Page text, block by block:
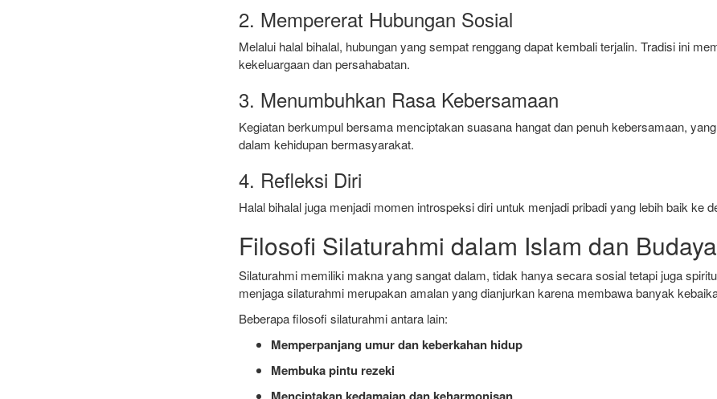
2. Mempererat Hubungan Sosial
Melalui halal bihalal, hubungan yang sempat renggang dapat kembali terjalin. Tradisi ini
kekeluargaan dan persahabatan.
3. Menumbuhkan Rasa Kebersamaan
Kegiatan berkumpul bersama menciptakan suasana hangat dan penuh kebersamaan,
dalam kehidupan bermasyarakat.
4. Refleksi Diri
Halal bihalal juga menjadi momen introspeksi diri untuk menjadi pribadi yang lebih baik ke
Filosofi Silaturahmi dalam Islam dan
Silaturahmi memiliki makna yang sangat dalam, tidak hanya secara sosial tetapi juga
menjaga silaturahmi merupakan amalan yang dianjurkan karena membawa banyak
Beberapa filosofi silaturahmi antara lain:
Memperpanjang umur dan keberkahan hidup
Membuka pintu rezeki